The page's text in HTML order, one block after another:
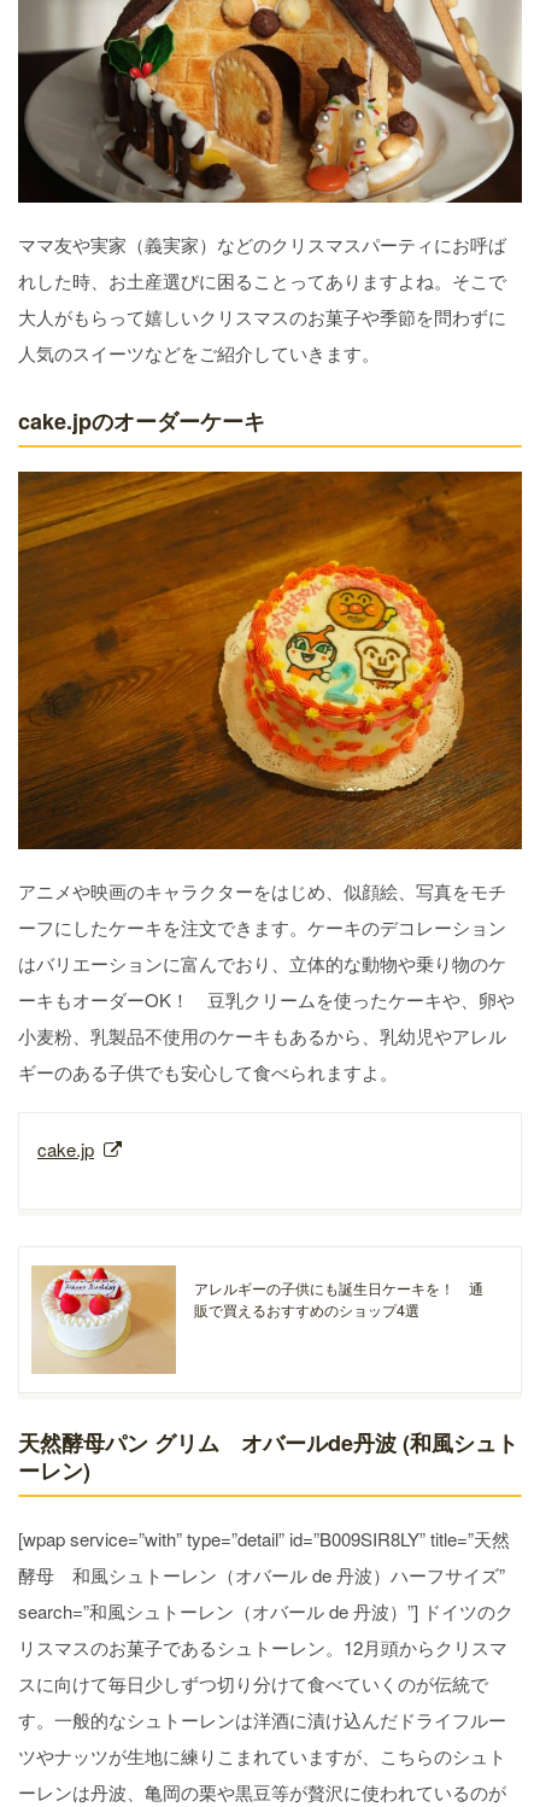
ママ友や実家（義実家）などのクリスマスパーティにお呼ば
れした時、お土産選びに困ることってありますよね。そこで
大人がもらって嬉しいクリスマスのお菓子や季節を問わずに
人気のスイーツなどをご紹介していきます。
cake.jpのオーダーケーキ
アニメや映画のキャラクターをはじめ、似顔絵、写真をモチ
ーフにしたケーキを注文できます。ケーキのデコレーション
はバリエーションに富んでおり、立体的な動物や乗り物のケ
ーキもオーダーOK！ 豆乳クリームを使ったケーキや、卵や
小麦粉、乳製品不使用のケーキもあるから、乳幼児やアレル
ギーのある子供でも安心して食べられますよ。
cake.jp
アレルギーの子供にも誕生日ケーキを！ 通
販で買えるおすすめのショップ4選
天然酵母パン グリム オバールde丹波 (和風シュト
ーレン)
[wpap service=”with” type=”detail” id=”B009SIR8LY” title=”天然
酵母 和風シュトーレン（オバール de 丹波）ハーフサイズ”
search=”和風シュトーレン（オバール de 丹波）”] ドイツのク
リスマスのお菓子であるシュトーレン。12月頭からクリスマ
スに向けて毎日少しずつ切り分けて食べていくのが伝統で
す。一般的なシュトーレンは洋酒に漬け込んだドライフルー
ツやナッツが生地に練りこまれていますが、こちらのシュト
ーレンは丹波、亀岡の栗や黒豆等が贅沢に使われているのが